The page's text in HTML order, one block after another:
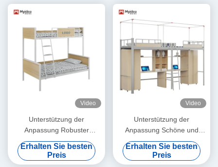
Video
Unterstützung der
Anpassung Robuster
Eisenrahmen Studenten
Schlafsaal Schlafbett für
Schlafzimmer und Wohnung
Erhalten Sie besten
Preis
Video
Unterstützung der
Anpassung Schöne und
praktische Doppelbett mit
Vorhangrahmen
Erhalten Sie besten
Preis